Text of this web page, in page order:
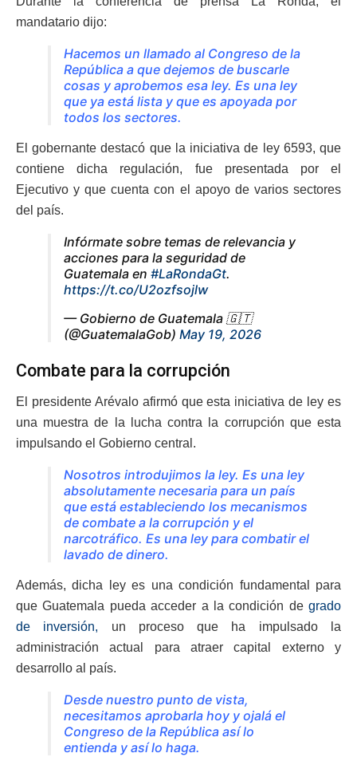
mandatario dijo:
Hacemos un llamado al Congreso de la
República a que dejemos de buscarle
cosas y aprobemos esa ley. Es una ley
que ya está lista y que es apoyada por
todos los sectores.
El gobernante destacó que la iniciativa de ley 6593, que
contiene dicha regulación, fue presentada por el
Ejecutivo y que cuenta con el apoyo de varios sectores
del país.
Infórmate sobre temas de relevancia y
acciones para la seguridad de
Guatemala en #LaRondaGt.
https://t.co/U2ozfsojlw
— Gobierno de Guatemala 🇬🇹
(@GuatemalaGob) May 19, 2026
Combate para la corrupción
El presidente Arévalo afirmó que esta iniciativa de ley es
una muestra de la lucha contra la corrupción que esta
impulsando el Gobierno central.
Nosotros introdujimos la ley. Es una ley
absolutamente necesaria para un país
que está estableciendo los mecanismos
de combate a la corrupción y el
narcotráfico. Es una ley para combatir el
lavado de dinero.
Además, dicha ley es una condición fundamental para
que Guatemala pueda acceder a la condición de grado
de inversión, un proceso que ha impulsado la
administración actual para atraer capital externo y
desarrollo al país.
Desde nuestro punto de vista,
necesitamos aprobarla hoy y ojalá el
Congreso de la República así lo
entienda y así lo haga.